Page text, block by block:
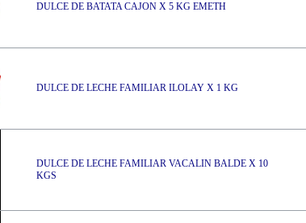
DULCE DE BATATA CAJON X 5 KG EMETH
DULCE DE LECHE FAMILIAR ILOLAY X 1 KG
DULCE DE LECHE FAMILIAR VACALIN BALDE X 10
KGS